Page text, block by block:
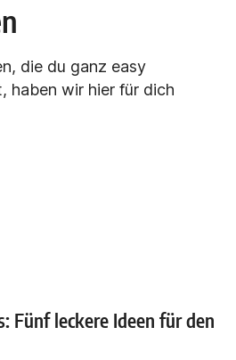
die du ganz easy
haben wir hier für dich
Fünf leckere Ideen für den